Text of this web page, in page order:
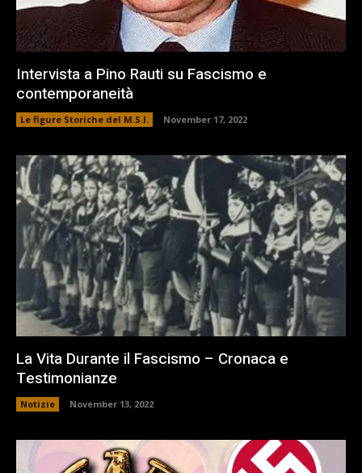
Intervista a Pino Rauti su Fascismo e
contemporaneità
Le figure Storiche del M.S.I. November 17, 2022
La Vita Durante il Fascismo – Cronaca e
Testimonianze
Notizie November 13, 2022